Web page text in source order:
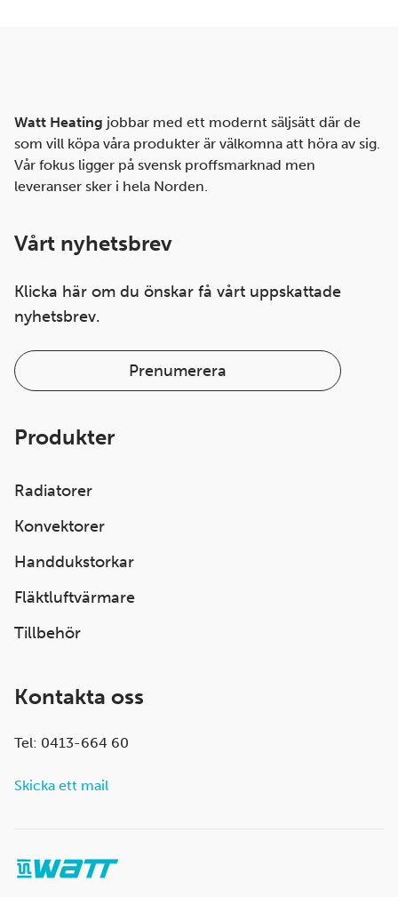
Watt Heating jobbar med ett modernt säljsätt där de
som vill köpa våra produkter är välkomna att höra av sig.
Vår fokus ligger på svensk proffsmarknad men
leveranser sker i hela Norden.
Vårt nyhetsbrev
Klicka här om du önskar få vårt uppskattade
nyhetsbrev.
Prenumerera
Produkter
Radiatorer
Konvektorer
Handdukstorkar
Fläktluftvärmare
Tillbehör
Kontakta oss
Tel: 0413-664 60
Skicka ett mail